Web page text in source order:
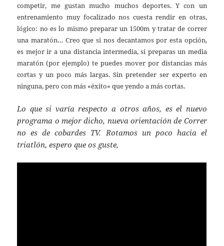
competir, me gustan mucho muchos deportes. Y con un
entrenamiento muy focalizado nos cuesta rendir en otras,
lógico: no es lo mismo preparar un 1500m y tratar de correr
una maratón… Creo que si nos decantamos por esta opción,
es mejor ir a una distancia intermedia, si preparas un media
maratón (por ejemplo) te puedes mover por distancias más
cortas y un poco más largas. Sin pretender ser experto en
ninguna, pero con más «éxito» que yendo a más cortas.
Lo que si varía respecto a otros años, es el nuevo
programa o mejor dicho, nueva orientación de Correr
no es de cobardes TV. Rotamos un poco hacia el
triatlón, espero que os guste,